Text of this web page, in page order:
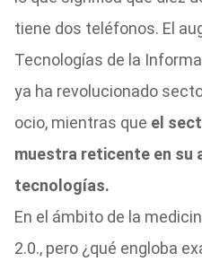
tiene dos teléfonos. El
Tecnologías de la
ya ha revolucionado
ocio, mientras que el
muestra reticente en su
tecnologías.
En el ámbito de la
2.0., pero ¿qué engloba